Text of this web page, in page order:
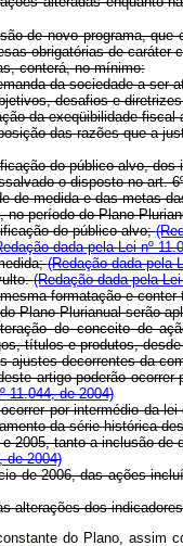
de novo programa,
obrigatórias de
conterá, no mínimo:
da sociedade a ser
desafios e
da exeqüibilidade
das razões que a
do público-alvo,
o disposto no art.
de medida e das metas
período do Plano
do público-alvo;
dada pela Lei nº
(Redação dada pela
(Redação dada pela
formatação e
Plano Plurianual serão
do conceito de
títulos e produtos,
ajustes decorrentes da
artigo poderão
11.044, de 2004)
por intermédio da
da série histórica
2005, tanto a inclusão
de 2004)
de 2006, das ações
alterações dos
do Plano,